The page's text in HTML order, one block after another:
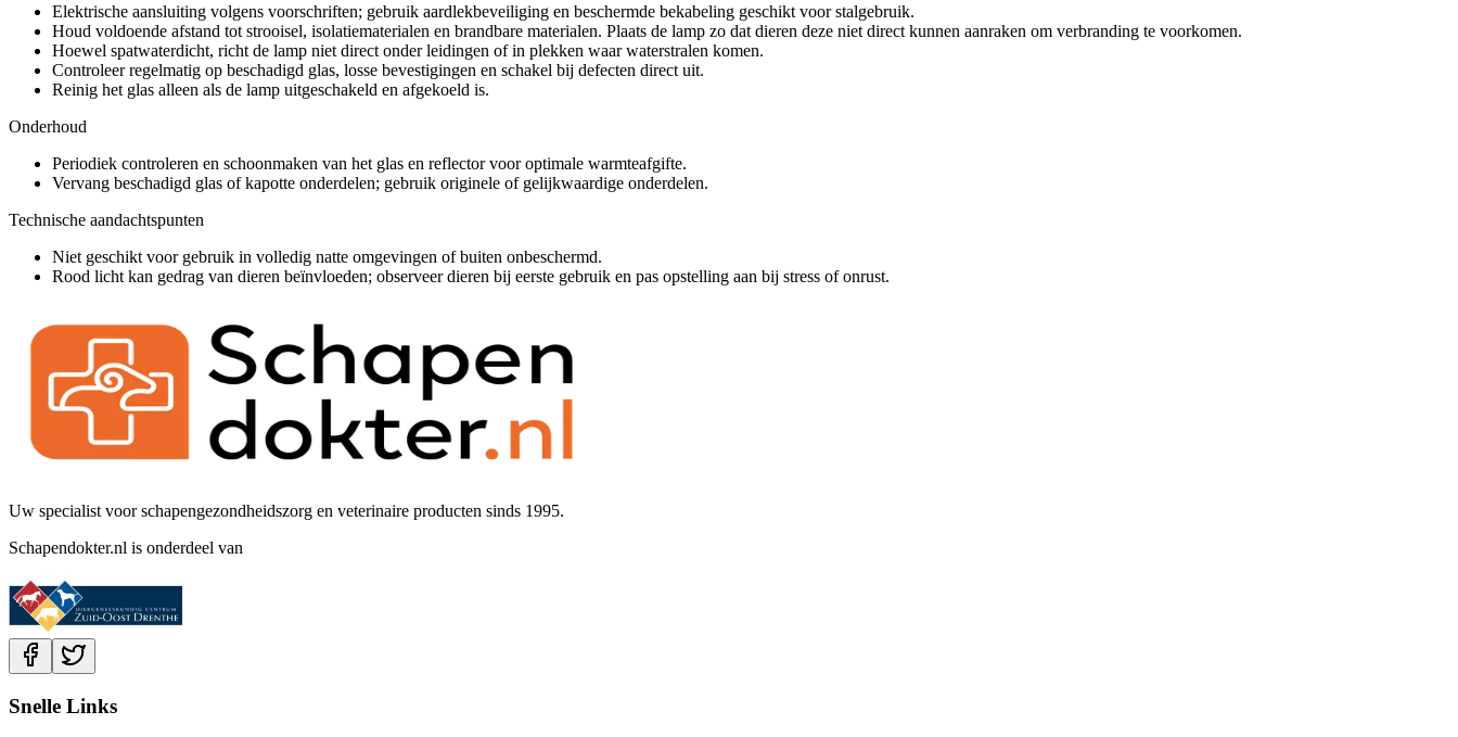
Elektrische aansluiting volgens voorschriften; gebruik aardlekbeveiliging en beschermde bekabeling geschikt voor stalgebruik.
Houd voldoende afstand tot strooisel, isolatiematerialen en brandbare materialen. Plaats de lamp zo dat dieren deze niet direct kunnen aanraken om verbranding te voorkomen.
Hoewel spatwaterdicht, richt de lamp niet direct onder leidingen of in plekken waar waterstralen komen.
Controleer regelmatig op beschadigd glas, losse bevestigingen en schakel bij defecten direct uit.
Reinig het glas alleen als de lamp uitgeschakeld en afgekoeld is.
Onderhoud
Periodiek controleren en schoonmaken van het glas en reflector voor optimale warmteafgifte.
Vervang beschadigd glas of kapotte onderdelen; gebruik originele of gelijkwaardige onderdelen.
Technische aandachtspunten
Niet geschikt voor gebruik in volledig natte omgevingen of buiten onbeschermd.
Rood licht kan gedrag van dieren beïnvloeden; observeer dieren bij eerste gebruik en pas opstelling aan bij stress of onrust.
Uw specialist voor schapengezondheidszorg en veterinaire producten sinds 1995.
Schapendokter.nl is onderdeel van
Snelle Links